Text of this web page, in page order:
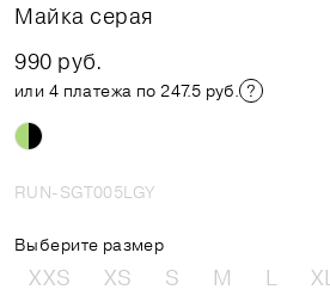
Майка серая
990 руб.
или 4 платежа по 247.5 руб.
RUN-SGT005LGY
Выберите размер
XXS XS S M L